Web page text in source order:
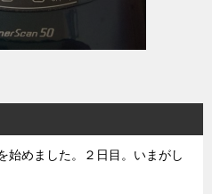
始めました。２日目。いまがし